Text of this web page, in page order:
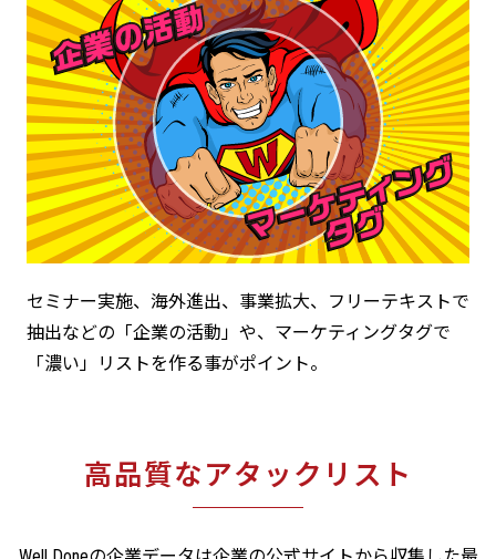
セミナー実施、海外進出、事業拡大、フリーテキストで
抽出などの「企業の活動」や、マーケティングタグで
「濃い」リストを作る事がポイント。
高品質な アタックリスト